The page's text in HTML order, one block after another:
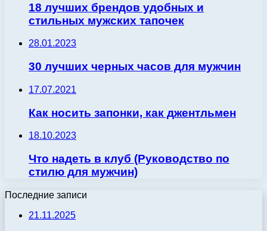
18 лучших брендов удобных и
стильных мужских тапочек
28.01.2023
30 лучших черных часов для мужчин
17.07.2021
Как носить запонки, как джентльмен
18.10.2023
Что надеть в клуб (Руководство по
стилю для мужчин)
Последние записи
21.11.2025